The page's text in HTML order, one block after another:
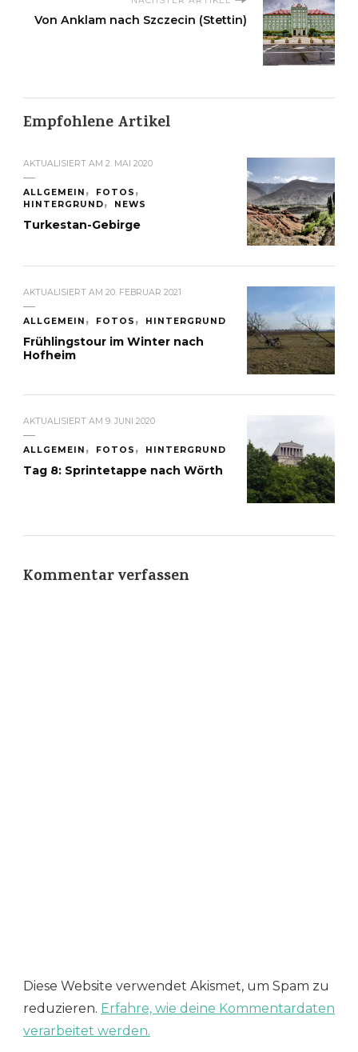
Von Anklam nach Szczecin (Stettin)
Empfohlene Artikel
AKTUALISIERT AM 2. MAI 2020
ALLGEMEIN
FOTOS
HINTERGRUND
NEWS
Turkestan-Gebirge
AKTUALISIERT AM 20. FEBRUAR 2021
ALLGEMEIN FOTOS HINTERGRUND
Frühlingstour im Winter nach
Hofheim
AKTUALISIERT AM 9. JUNI 2020
ALLGEMEIN FOTOS HINTERGRUND
Tag 8: Sprintetappe nach Wörth
Kommentar verfassen
Diese Website verwendet Akismet, um Spam zu
reduzieren. Erfahre, wie deine Kommentardaten
verarbeitet werden.